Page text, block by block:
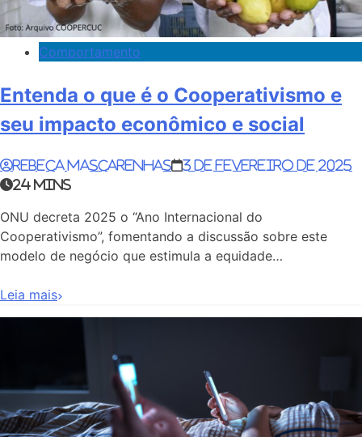
Comportamento
Entenda o que é o Cooperativismo e
seu impacto econômico e social
Rebeca Mascarenhas
3 de fevereiro de 2025
24 mins
ONU decreta 2025 o “Ano Internacional do
Cooperativismo”, fomentando a discussão sobre este
modelo de negócio que estimula a equidade…
Leia mais